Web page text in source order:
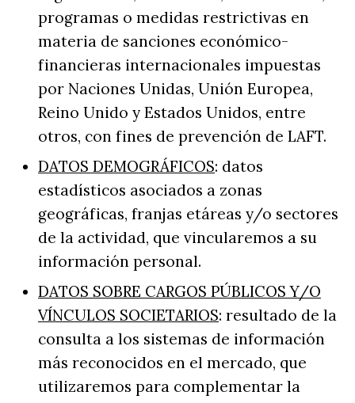
programas o medidas restrictivas en
materia de sanciones económico-
financieras internacionales impuestas
por Naciones Unidas, Unión Europea,
Reino Unido y Estados Unidos, entre
otros, con fines de prevención de LAFT.
DATOS DEMOGRÁFICOS: datos
estadísticos asociados a zonas
geográficas, franjas etáreas y/o sectores
de la actividad, que vincularemos a su
información personal.
DATOS SOBRE CARGOS PÚBLICOS Y/O
VÍNCULOS SOCIETARIOS: resultado de la
consulta a los sistemas de información
más reconocidos en el mercado, que
utilizaremos para complementar la